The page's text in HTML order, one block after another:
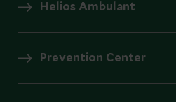
Helios Ambulant
Prevention Center